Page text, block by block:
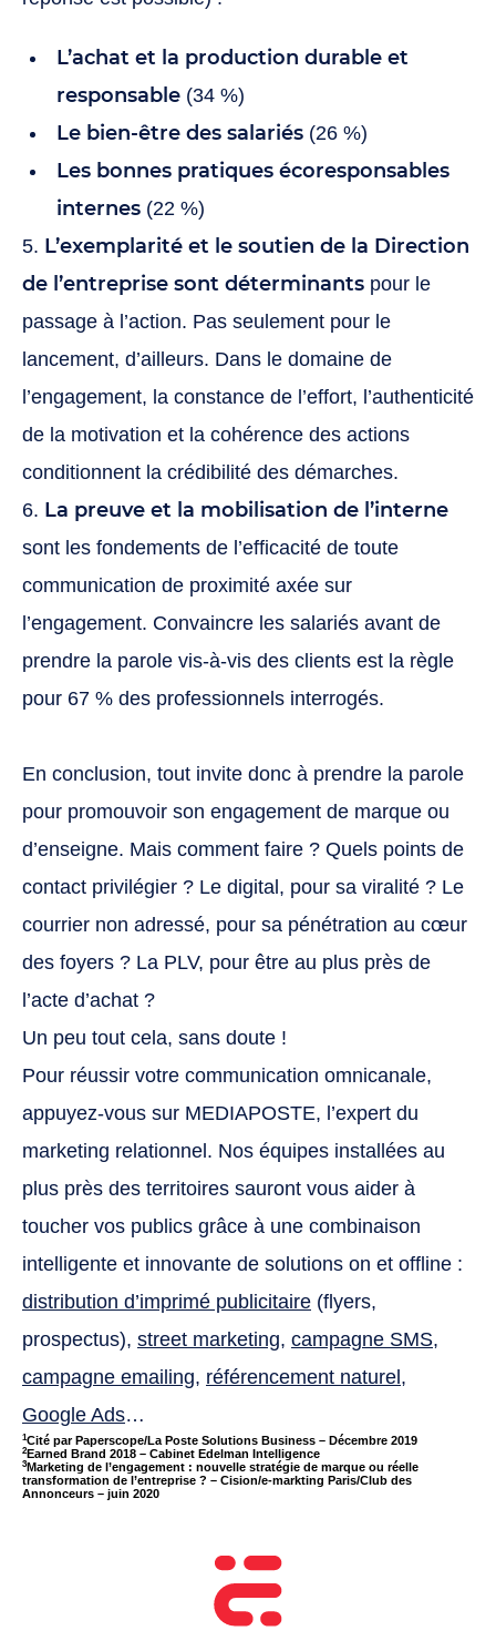
L’achat et la production durable et
responsable (34 %)
Le bien-être des salariés (26 %)
Les bonnes pratiques écoresponsables
internes (22 %)
5. L’exemplarité et le soutien de la Direction
de l’entreprise sont déterminants pour le
passage à l’action. Pas seulement pour le
lancement, d’ailleurs. Dans le domaine de
l’engagement, la constance de l’effort, l’authenticité
de la motivation et la cohérence des actions
conditionnent la crédibilité des démarches.
6. La preuve et la mobilisation de l’interne
sont les fondements de l’efficacité de toute
communication de proximité axée sur
l’engagement. Convaincre les salariés avant de
prendre la parole vis-à-vis des clients est la règle
pour 67 % des professionnels interrogés.
En conclusion, tout invite donc à prendre la parole
pour promouvoir son engagement de marque ou
d’enseigne. Mais comment faire ? Quels points de
contact privilégier ? Le digital, pour sa viralité ? Le
courrier non adressé, pour sa pénétration au cœur
des foyers ? La PLV, pour être au plus près de
l’acte d’achat ?
Un peu tout cela, sans doute !
Pour réussir votre communication omnicanale,
appuyez-vous sur MEDIAPOSTE, l’expert du
marketing relationnel. Nos équipes installées au
plus près des territoires sauront vous aider à
toucher vos publics grâce à une combinaison
intelligente et innovante de solutions on et offline :
distribution d’imprimé publicitaire (flyers,
prospectus), street marketing, campagne SMS,
campagne emailing, référencement naturel ,
Google Ads…
1Cité par Paperscope/La Poste Solutions Business – Décembre 2019
2Earned Brand 2018 – Cabinet Edelman Intelligence
3Marketing de l’engagement : nouvelle stratégie de marque ou réelle
transformation de l’entreprise ? – Cision/e-markting Paris/Club des
Annonceurs – juin 2020